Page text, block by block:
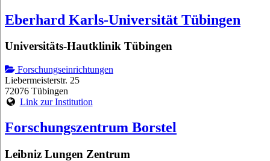
Eberhard Karls-Universität Tübingen
Universitäts-Hautklinik Tübingen
Forschungseinrichtungen
Liebermeisterstr. 25
72076 Tübingen
Link zur Institution
Forschungszentrum Borstel
Leibniz Lungen Zentrum